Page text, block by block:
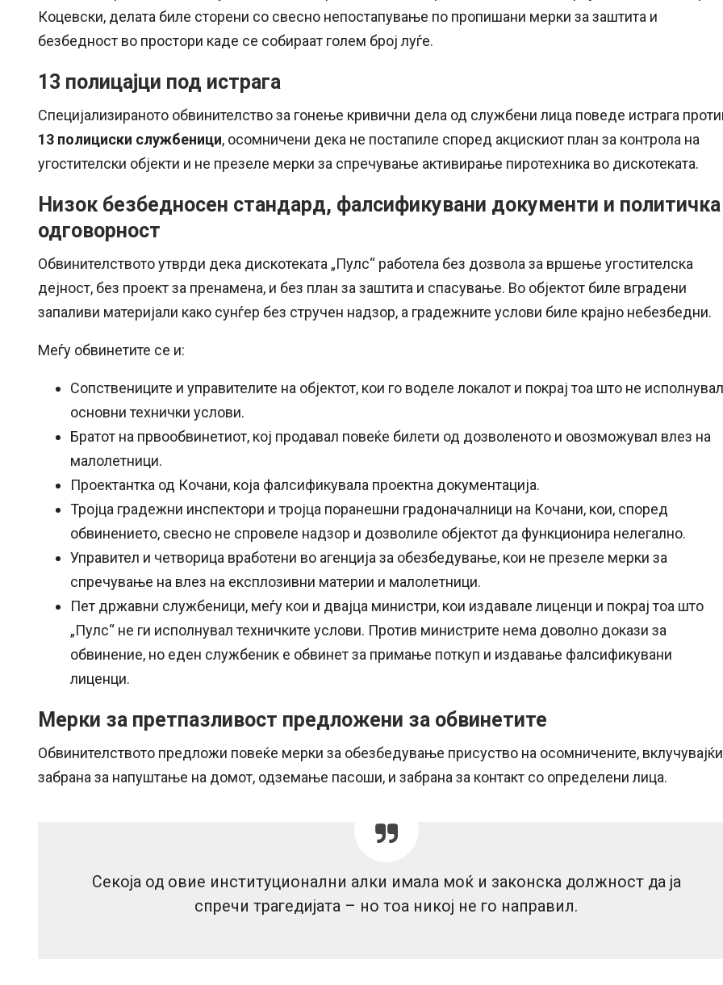
Коцевски, делата биле сторени со свесно непостапување по пропишани мерки за заштита и
безбедност во простори каде се собираат голем број луѓе.
13 полицајци под истрага
Специјализираното обвинителство за гонење кривични дела од службени лица поведе истрага
13 полициски службеници, осомничени дека не постапиле според акцискиот план за контрола на
угостителски објекти и не презеле мерки за спречување активирање пиротехника во дискотеката.
Низок безбедносен стандард, фалсификувани документи и политичка
одговорност
Обвинителството утврди дека дискотеката „Пулс“ работела без дозвола за вршење угостителска
дејност, без проект за пренамена, и без план за заштита и спасување. Во објектот биле вградени
запаливи материјали како сунѓер без стручен надзор, а градежните услови биле крајно небезбедни.
Меѓу обвинетите се и:
Сопствениците и управителите на објектот, кои го воделе локалот и покрај тоа што не исполнувал
основни технички услови.
Братот на првообвинетиот, кој продавал повеќе билети од дозволеното и овозможувал влез на
малолетници.
Проектантка од Кочани, која фалсификувала проектна документација.
Тројца градежни инспектори и тројца поранешни градоначалници на Кочани, кои, според
обвинението, свесно не спровеле надзор и дозволиле објектот да функционира нелегално.
Управител и четворица вработени во агенција за обезбедување, кои не презеле мерки за
спречување на влез на експлозивни материи и малолетници.
Пет државни службеници, меѓу кои и двајца министри, кои издавале лиценци и покрај тоа што
„Пулс“ не ги исполнувал техничките услови. Против министрите нема доволно докази за
обвинение, но еден службеник е обвинет за примање поткуп и издавање фалсификувани
лиценци.
Мерки за претпазливост предложени за обвинетите
Обвинителството предложи повеќе мерки за обезбедување присуство на осомничените, вклучувајќи
забрана за напуштање на домот, одземање пасоши, и забрана за контакт со определени лица.
Секоја од овие институционални алки имала моќ и законска должност да ја
спречи трагедијата – но тоа никој не го направил.